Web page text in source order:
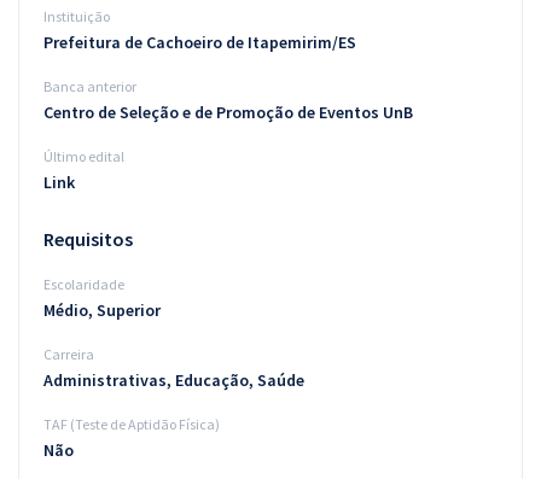
BlogInstituição
Prefeitura de Cachoeiro de Itapemirim/ES
Banca anterior
Centro de Seleção e de Promoção de Eventos UnB
Último edital
Link
Requisitos
Escolaridade
Médio, Superior
Carreira
Administrativas, Educação, Saúde
TAF (Teste de Aptidão Física)
Não